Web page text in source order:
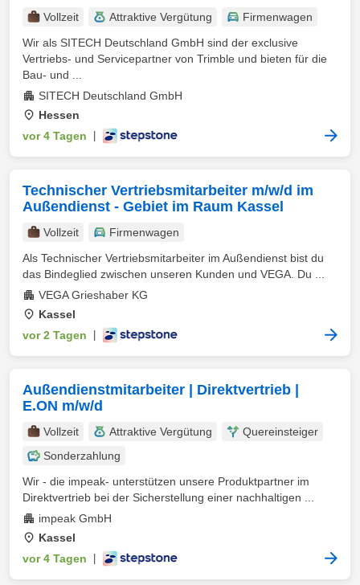
Vollzeit Attraktive Vergütung
Firmenwagen
Wir als SITECH Deutschland GmbH sind der exclusive
Vertriebs- und Servicepartner von Trimble und bieten für die
Bau- und ...
SITECH Deutschland GmbH
Hessen
vor 4 Tagen
Technischer Vertriebsmitarbeiter m/w/d im
Außendienst - Gebiet im Raum Kassel
Vollzeit
Firmenwagen
Als Technischer Vertriebsmitarbeiter im Außendienst bist du
das Bindeglied zwischen unseren Kunden und VEGA. Du ...
VEGA Grieshaber KG
Kassel
vor 2 Tagen
Außendienstmitarbeiter | Direktvertrieb |
E.ON m/w/d
Vollzeit Attraktive Vergütung
Quereinsteiger
Sonderzahlung
Wir - die impeak- unterstützen unsere Produktpartner im
Direktvertrieb bei der Sicherstellung einer nachhaltigen ...
impeak GmbH
Kassel
vor 4 Tagen